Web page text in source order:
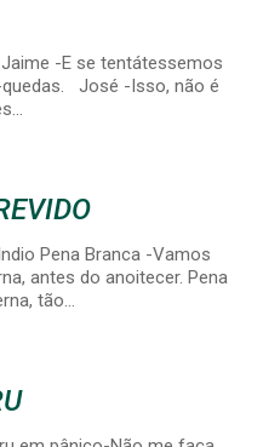
-E se tentátessemos
José -Isso, não é
Pena Branca -Vamos
antes do anoitecer. Pena
tão…